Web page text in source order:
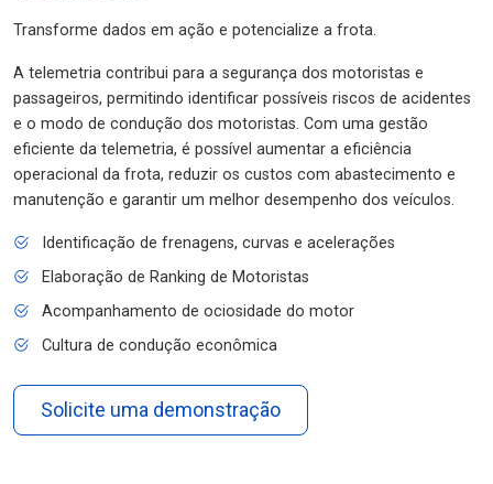
Transforme dados em ação e potencialize a frota.
A telemetria contribui para a segurança dos motoristas e
passageiros, permitindo identificar possíveis riscos de acidentes
e o modo de condução dos motoristas. Com uma gestão
eficiente da telemetria, é possível aumentar a eficiência
operacional da frota, reduzir os custos com abastecimento e
manutenção e garantir um melhor desempenho dos veículos.
Identificação de frenagens, curvas e acelerações
Elaboração de Ranking de Motoristas
Acompanhamento de ociosidade do motor
Cultura de condução econômica
Solicite uma demonstração